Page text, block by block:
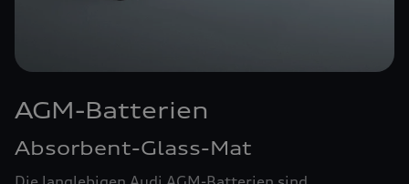
AGM-Batterien
Absorbent-Glass-Mat